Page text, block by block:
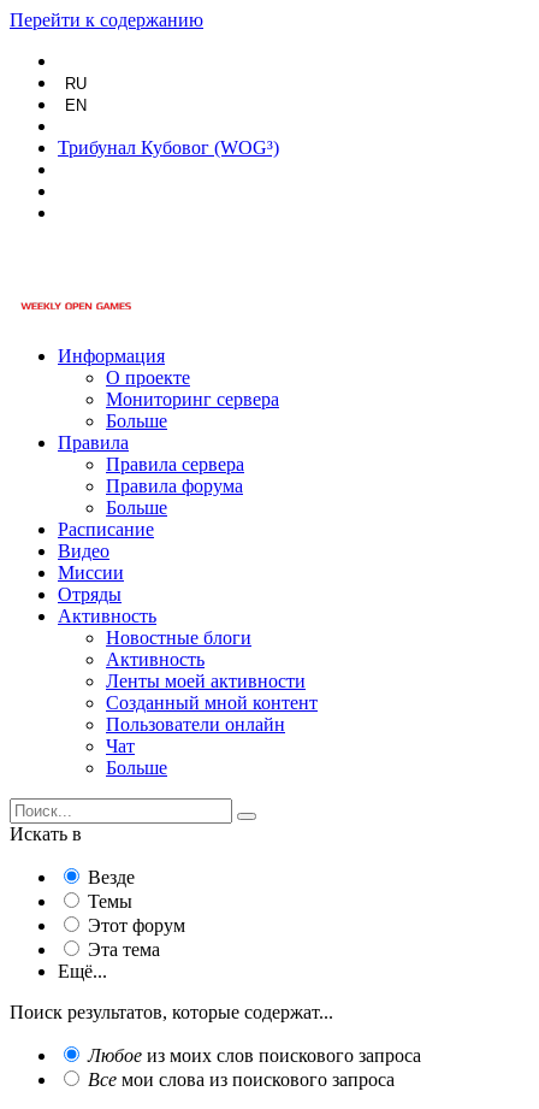
Перейти к содержанию
RU
EN
Трибунал Кубовог (WOG³)
Информация
О проекте
Мониторинг сервера
Больше
Правила
Правила сервера
Правила форума
Больше
Расписание
Видео
Миссии
Отряды
Активность
Новостные блоги
Активность
Ленты моей активности
Созданный мной контент
Пользователи онлайн
Чат
Больше
Искать в
Везде
Темы
Этот форум
Эта тема
Ещё...
Поиск результатов, которые содержат...
Любое из моих слов поискового запроса
Все мои слова из поискового запроса